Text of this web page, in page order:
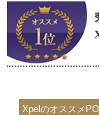
Xpelのオススメ